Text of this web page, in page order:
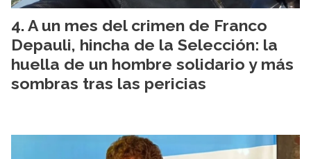
A un mes del crimen de Franco
Depauli, hincha de la Selección: la
huella de un hombre solidario y más
sombras tras las pericias